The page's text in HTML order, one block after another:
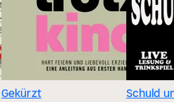
Gekürzt
Schuld